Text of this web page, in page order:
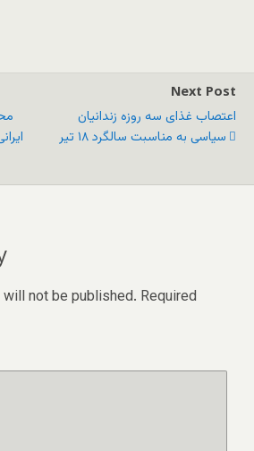
Next Post
اعتصاب غذای سه روزه زندانیان
سیاسی به مناسبت سالگرد ۱۸ تیر
not be published. Required